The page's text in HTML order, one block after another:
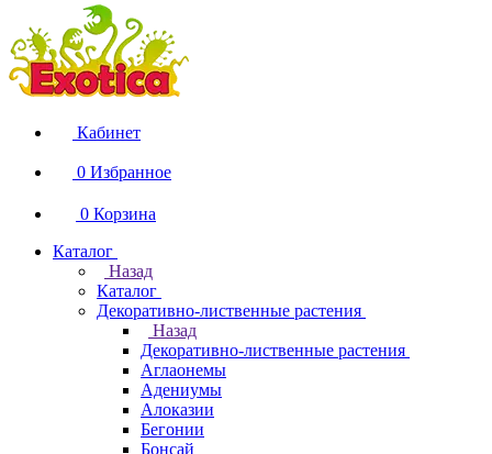
Кабинет
0 Избранное
0 Корзина
Каталог
Назад
Каталог
Декоративно-лиственные растения
Назад
Декоративно-лиственные растения
Аглаонемы
Адениумы
Алоказии
Бегонии
Бонсай